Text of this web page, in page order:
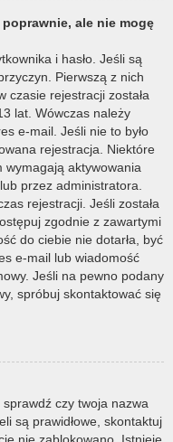
ale nie mogę
i hasło. Jeśli są
Pierwszą z nich
czasie rejestracji została
lat. Wówczas należy
e-mail. Jeśli nie to było
rejestracja. Niektóre
wymagają aktywowania
przez administratora.
rejestracji. Jeśli została
zgodnie z zawartymi
do ciebie nie dotarła, być
e-mail lub wiadomość
Jeśli na pewno podany
spróbuj skontaktować się
czy twoja nazwa
są prawidłowe, skontaktuj